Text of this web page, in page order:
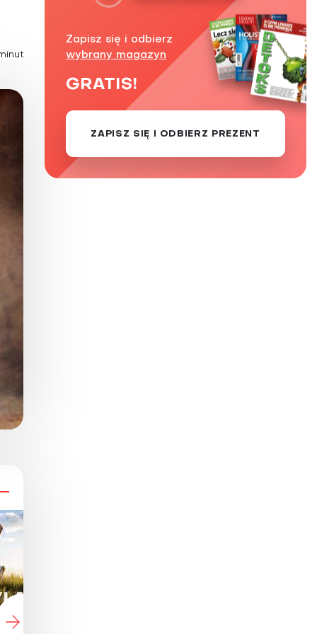
Zaburzenie mikrobioty jelitowej
Choroby od A do Z
Zapisz się i odbierz
wybrany magazyn
GRATIS!
ZAPISZ SIĘ I ODBIERZ PREZENT